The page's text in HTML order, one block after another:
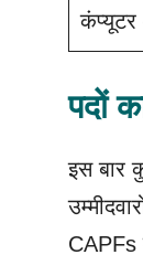
कंप्यूटर
पदों
इस बार
CAPFs